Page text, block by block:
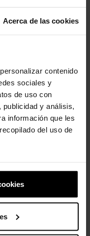
Acerca de las cookies
contenido
sociales y
de uso con
y análisis,
información que les
del uso de
5 cartel de neón...
€ 15,19 €